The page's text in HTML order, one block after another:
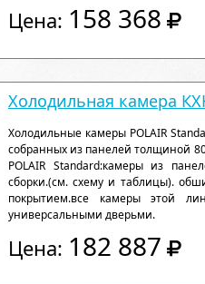
Цена: 158 368
Холодильная камера
Холодильные камеры POLAIR
собранных из панелей толщиной
POLAIR Standard:камеры из
сборки.(см. схему и таблицы).
покрытием.все камеры этой
универсальными дверьми.
Цена: 182 887